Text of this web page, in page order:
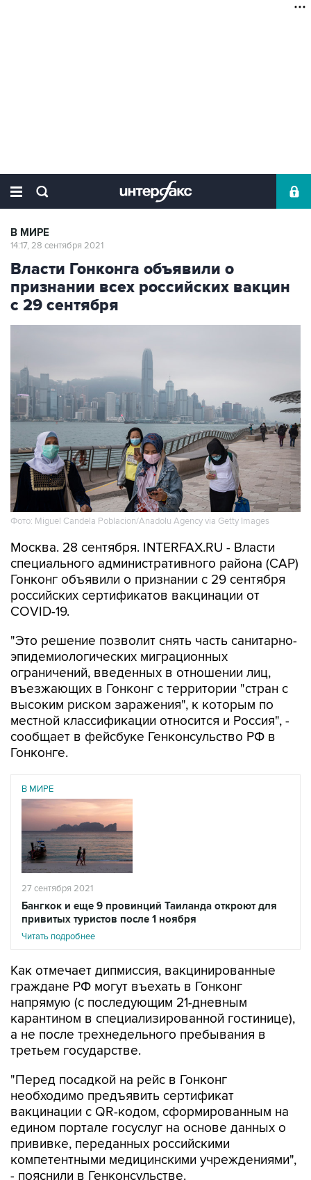
В МИРЕ
14:17, 28 сентября 2021
Власти Гонконга объявили о
признании всех российских вакцин
с 29 сентября
Фото: Miguel Candela Poblacion/Anadolu Agency via Getty Images
Москва. 28 сентября. INTERFAX.RU - Власти
специального административного района (САР)
Гонконг объявили о признании с 29 сентября
российских сертификатов вакцинации от
COVID-19.
"Это решение позволит снять часть санитарно-
эпидемиологических миграционных
ограничений, введенных в отношении лиц,
въезжающих в Гонконг с территории "стран с
высоким риском заражения", к которым по
местной классификации относится и Россия", -
сообщает в фейсбуке Генконсульство РФ в
Гонконге.
В МИРЕ
27 сентября 2021
Бангкок и еще 9 провинций Таиланда откроют для
привитых туристов после 1 ноября
Читать подробнее
Как отмечает дипмиссия, вакцинированные
граждане РФ могут въехать в Гонконг
напрямую (с последующим 21-дневным
карантином в специализированной гостинице),
а не после трехнедельного пребывания в
третьем государстве.
"Перед посадкой на рейс в Гонконг
необходимо предъявить сертификат
вакцинации с QR-кодом, сформированным на
едином портале госуслуг на основе данных о
прививке, переданных российскими
компетентными медицинскими учреждениями",
- пояснили в Генконсульстве.